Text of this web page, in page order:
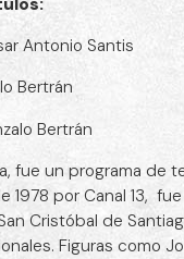
Antonio Santis
Bertrán
Bertrán
fue un programa de
1978 por Canal 13,
Cristóbal de
Figuras como